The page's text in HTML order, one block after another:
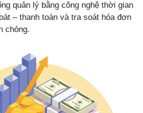
quản lý bằng công nghệ thời gian
– thanh toán và tra soát hóa đơn
chóng.